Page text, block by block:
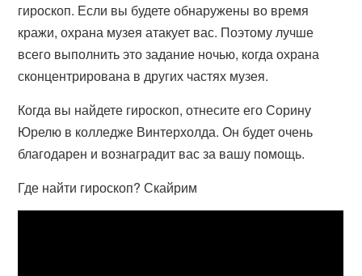
гироскоп. Если вы будете обнаружены во время
кражи, охрана музея атакует вас. Поэтому лучше
всего выполнить это задание ночью, когда охрана
сконцентрирована в других частях музея.
Когда вы найдете гироскоп, отнесите его Сорину
Юрелю в колледже Винтерхолда. Он будет очень
благодарен и вознаградит вас за вашу помощь.
Где найти гироскоп? Скайрим